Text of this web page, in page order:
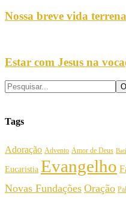
Nossa breve vida
Estar com Jesus na
Tags
Adoração Advento Amor de Deus
Eucaristia Evangelho
Novas Fundações Oração